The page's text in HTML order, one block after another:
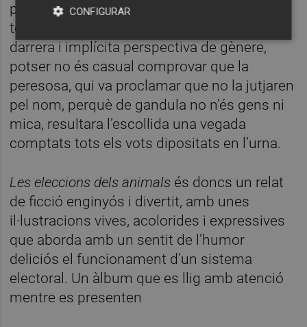
protagonistes, l’elecció dels animals i, fins i
tot, el gènere d’aquests. Des d’aquesta
darrera i implícita perspectiva de gènere,
potser no és casual comprovar que la
peresosa, qui va proclamar que no la jutjaren
pel nom, perquè de gandula no n’és gens ni
mica, resultara l’escollida una vegada
comptats tots els vots dipositats en l’urna.
Les eleccions dels animals és doncs un relat
de ficció enginyós i divertit, amb unes
il·lustracions vives, acolorides i expressives
que aborda amb un sentit de l’humor
deliciós el funcionament d’un sistema
electoral. Un àlbum que es llig amb atenció
mentre es presenten
CONFIGURAR